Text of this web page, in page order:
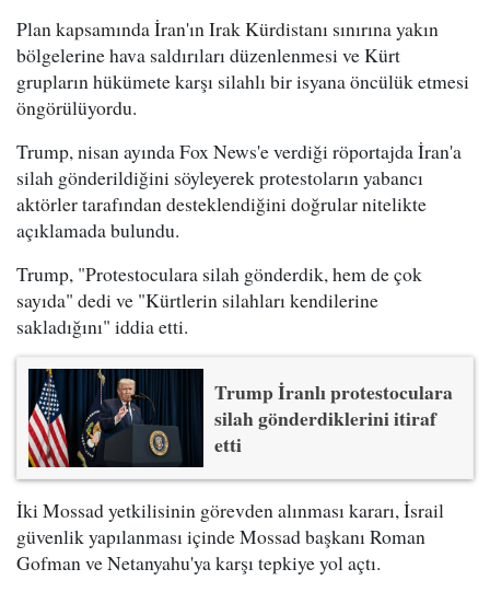
Plan kapsamında İran'ın Irak Kürdistanı sınırına yakın
bölgelerine hava saldırıları düzenlenmesi ve Kürt
grupların hükümete karşı silahlı bir isyana öncülük etmesi
öngörülüyordu.
Trump, nisan ayında Fox News'e verdiği röportajda İran'a
silah gönderildiğini söyleyerek protestoların yabancı
aktörler tarafından desteklendiğini doğrular nitelikte
açıklamada bulundu.
Trump, "Protestoculara silah gönderdik, hem de çok
sayıda" dedi ve "Kürtlerin silahları kendilerine
sakladığını" iddia etti.
Trump İranlı protestoculara
silah gönderdiklerini itiraf
etti
İki Mossad yetkilisinin görevden alınması kararı, İsrail
güvenlik yapılanması içinde Mossad başkanı Roman
Gofman ve Netanyahu'ya karşı tepkiye yol açtı.